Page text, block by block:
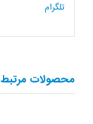
تلگرام
محصولات مرتبط